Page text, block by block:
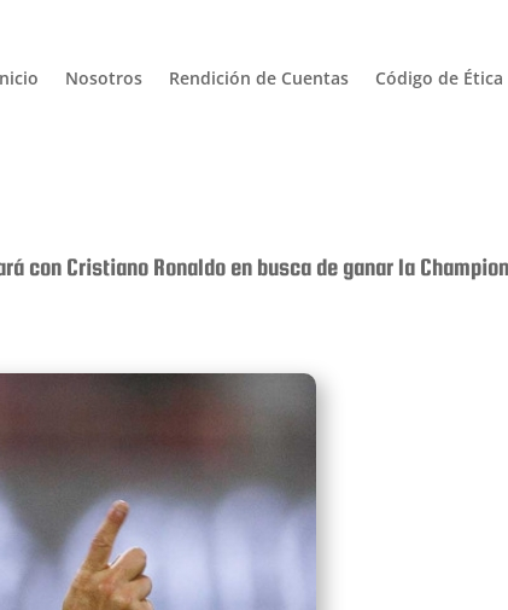
Nosotros Rendición de Cuentas Código de Ética
con Cristiano Ronaldo en busca de ganar la